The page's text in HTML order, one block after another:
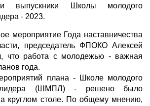
Школы молодого
- 2023.
мероприятие Года наставничества
председатель ФПОКО Алексей
что работа с молодежью - важная
года.
плана - Школе молодого
лидера (ШМПЛ) - решено было
круглом столе. По общему мнению,